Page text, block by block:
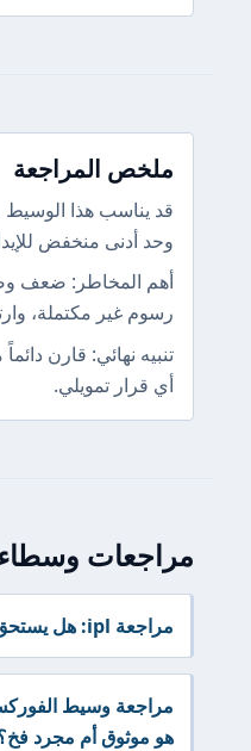
ملخص المراجعة
قد يناسب هذا
وحد أدنى منخفض
أهم المخاطر: ضعف
رسوم غير مكتملة،
تنبيه نهائي: قارن
أي قرار تمويلي.
مراجعات
مراجعة ipl: هل يستحق التجربة في 2026؟
هو موثوق أم مجرد